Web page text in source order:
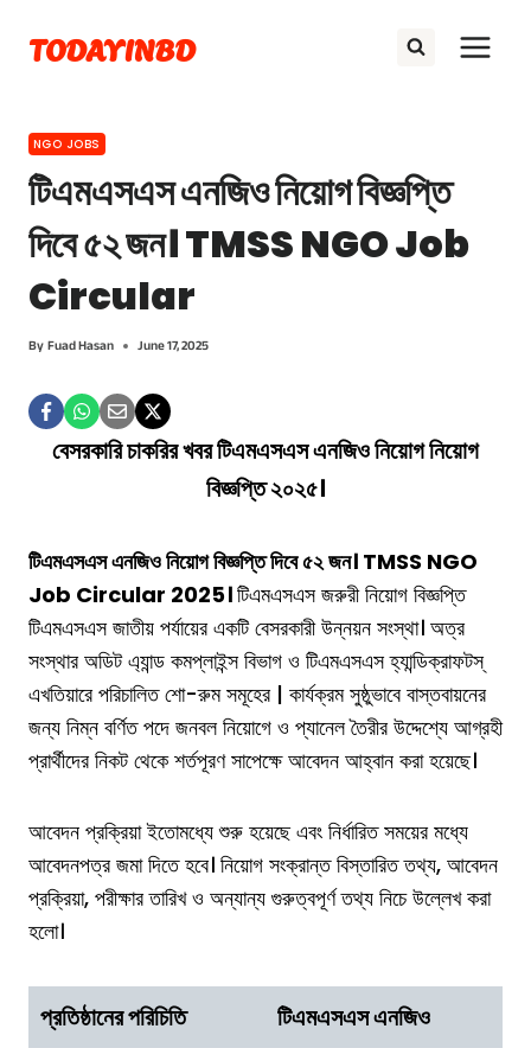
content
TODAYINBD
NGO JOBS
টিএমএসএস এনজিও নিয়োগ বিজ্ঞপ্তি
দিবে ৫২ জন। TMSS NGO Job
Circular
ByFuad Hasan June 17, 2025
বেসরকারি চাকরির খবর টিএমএসএস এনজিও নিয়োগ নিয়োগ
বিজ্ঞপ্তি ২০২৫।
টিএমএসএস এনজিও নিয়োগ বিজ্ঞপ্তি দিবে ৫২ জন। TMSS NGO
Job Circular 2025।টিএমএসএস জরুরী নিয়োগ বিজ্ঞপ্তি
টিএমএসএস জাতীয় পর্যায়ের একটি বেসরকারী উন্নয়ন সংস্থা। অত্র
সংস্থার অডিট এ্যান্ড কমপ্লাইন্স বিভাগ ও টিএমএসএস হ্যান্ডিক্রাফটস্
এখতিয়ারে পরিচালিত শো-রুম সমূহের | কার্যক্রম সুষ্ঠুভাবে বাস্তবায়নের
জন্য নিম্ন বর্ণিত পদে জনবল নিয়োগে ও প্যানেল তৈরীর উদ্দেশ্যে আগ্রহী
প্রার্থীদের নিকট থেকে শর্তপূরণ সাপেক্ষে আবেদন আহ্বান করা হয়েছে।
আবেদন প্রক্রিয়া ইতোমধ্যে শুরু হয়েছে এবং নির্ধারিত সময়ের মধ্যে
আবেদনপত্র জমা দিতে হবে। নিয়োগ সংক্রান্ত বিস্তারিত তথ্য, আবেদন
প্রক্রিয়া, পরীক্ষার তারিখ ও অন্যান্য গুরুত্বপূর্ণ তথ্য নিচে উল্লেখ করা
হলো।
প্রতিষ্ঠানের পরিচিতি
টিএমএসএস এনজিও